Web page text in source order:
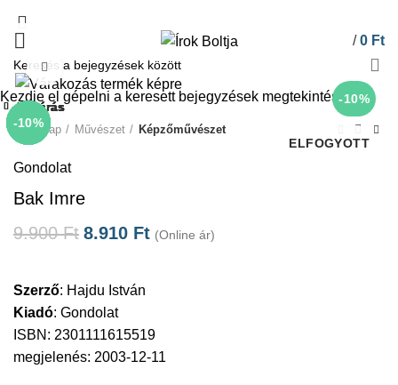
/ 0 Ft
-10%
ELFOGYOTT
Click to enlarge
Kezdőlap Művészet Képzőművészet
Gondolat
Bak Imre
9.900Ft 8.910 Ft (Online ár)
Szerző: Hajdu István
Kiadó: Gondolat
ISBN: 2301111615519
megjelenés: 2003-12-11
-10%
Bezárás
-10%
Bezárás
-10%
Bezárás
-10%
Bezárás
-10%
Bezárás
-10%
Bezárás
-10%
Bezárás
Bezárás
Kezdje el gépelni a keresett bejegyzések megtekintéséhez.